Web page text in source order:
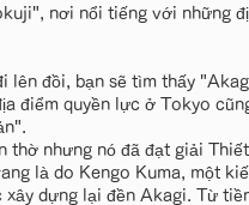
nơi nổi tiếng với những
lên đồi, bạn sẽ tìm thấy
điểm quyền lực ở Tokyo
thờ nhưng nó đã đạt giải
là do Kengo Kuma, một
xây dựng lại đền Akagi. Từ